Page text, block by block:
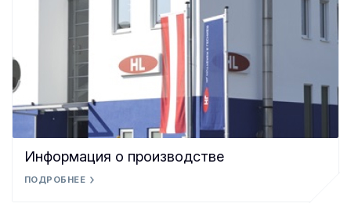
Информация о производстве
ПОДРОБНЕЕ